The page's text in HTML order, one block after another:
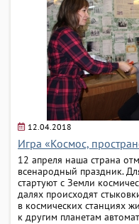
12.04.2018
Игра «Космос,
12 апреля наша страна
всенародный праздник.
стартуют с Земли
далях происходят
в космических станциях
к другим планетам